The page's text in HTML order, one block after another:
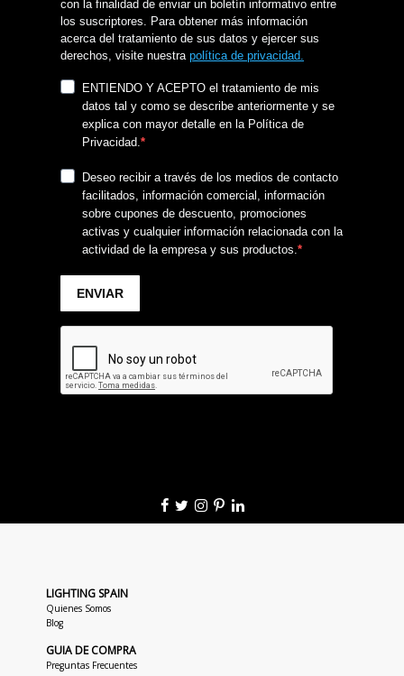
LIGHTING SPAIN
Quienes Somos
Blog
GUIA DE COMPRA
Preguntas Frecuentes